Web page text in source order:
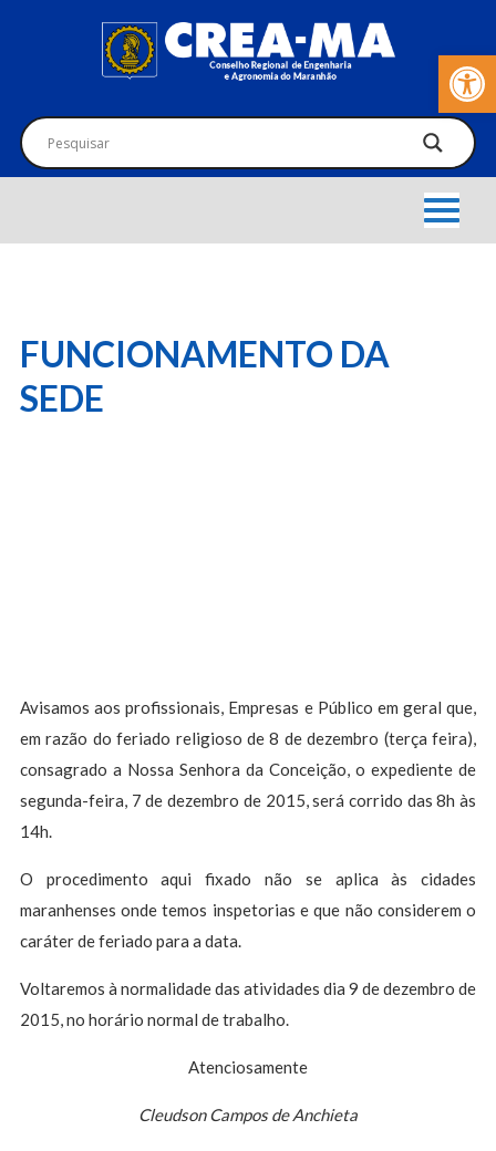
Barra de
FUNCIONAMENTO DA
SEDE
Avisamos aos profissionais, Empresas e Público em geral que,
em razão do feriado religioso de 8 de dezembro (terça feira),
consagrado a Nossa Senhora da Conceição, o expediente de
segunda-feira, 7 de dezembro de 2015, será corrido das 8h às
14h.
O procedimento aqui fixado não se aplica às cidades
maranhenses onde temos inspetorias e que não considerem o
caráter de feriado para a data.
Voltaremos à normalidade das atividades dia 9 de dezembro de
2015, no horário normal de trabalho.
Atenciosamente
Cleudson Campos de Anchieta